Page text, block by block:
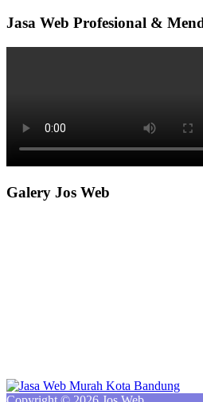
Jasa Web Profesional &
Galery Jos Web